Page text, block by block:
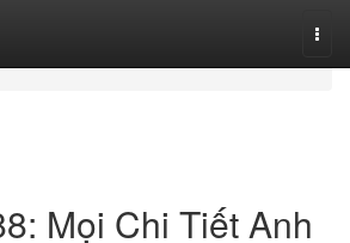
Mọi Chi Tiết Anh